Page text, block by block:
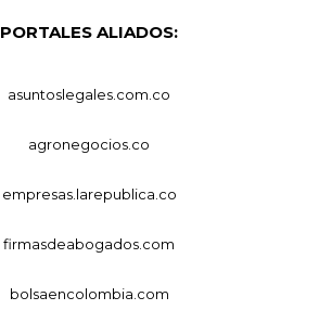
PORTALES ALIADOS:
asuntoslegales.com.co
agronegocios.co
empresas.larepublica.co
firmasdeabogados.com
bolsaencolombia.com